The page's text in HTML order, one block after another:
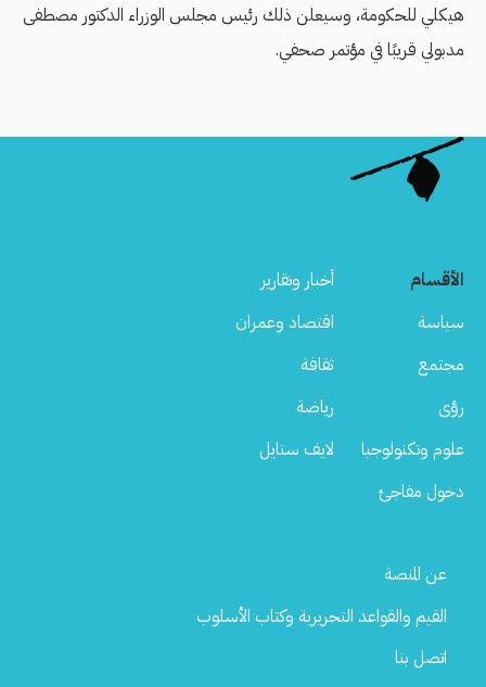
هيكلي للحكومة، وسيعلن ذلك رئيس مجلس الوزراء الدكتور مصطفى
مدبولي قريبًا في مؤتمر صحفي.
الأقسام
أخبار وتقارير
سياسة
اقتصاد وعمران
مجتمع
ثقافة
رؤى
رياضة
علوم وتكنولوجيا
لايف ستايل
دخول مفاجئ
Footer
عن المنصة
القيم والقواعد التحريرية وكتاب الأسلوب
اتصل بنا